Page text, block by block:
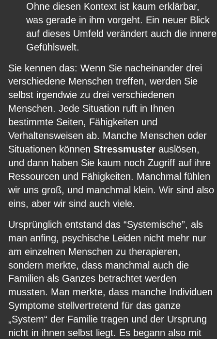
Ohne diesen Kontext ist kaum erklärbar,
was gerade in ihm vorgeht. Ein neuer Blick
auf dieses Umfeld verändert auch die
Gefühlswelt.
Sie kennen das: Wenn Sie nacheinander drei
verschiedene Menschen treffen, werden Sie
selbst irgendwie zu drei verschiedenen
Menschen. Jede Situation ruft in Ihnen
bestimmte Seiten, Fähigkeiten und
Verhaltensweisen ab. Manche Menschen oder
Situationen können Stressmuster auslösen,
und dann haben Sie kaum noch Zugriff auf ihre
Ressourcen und Fähigkeiten. Manchmal fühlen
wir uns groß, und manchmal klein. Wir sind also
eins, aber wir sind auch viele.
Ursprünglich entstand das “Systemische”, als
man anfing, psychische Leiden nicht mehr nur
am einzelnen Menschen zu therapieren,
sondern merkte, dass manchmal auch die
Familien als Ganzes betrachtet werden
mussten. Man merkte, dass manche Individuen
Symptome stellvertretend für das ganze
„System“ der Familie tragen und der Ursprung
nicht in ihnen selbst liegt. Es begann also mit